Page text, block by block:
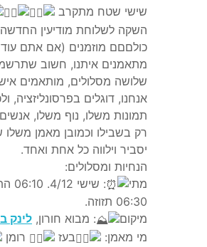
Desert Crossing 2022
שישי שטח מתקרב
השקה לשלוחת מודיעין החדשה
כולםםם מוזמנים (אם אתם
מתאמנים איתנו, חשוב
שלושה מסלולים, מותאמים
אנחנו, דוגלים בפרסונליזציה,
תמונות משלו, נוף משלו,
רק בשבילו וכמובן מאמן משלו
יסביר וילווה כל אחת ואחד.
הנחיות ומסלולים:
מתי
:
06:30 תזוזה.
מיקום
: מבוא חורון, לינק
מי מאמן:
בעז רומן